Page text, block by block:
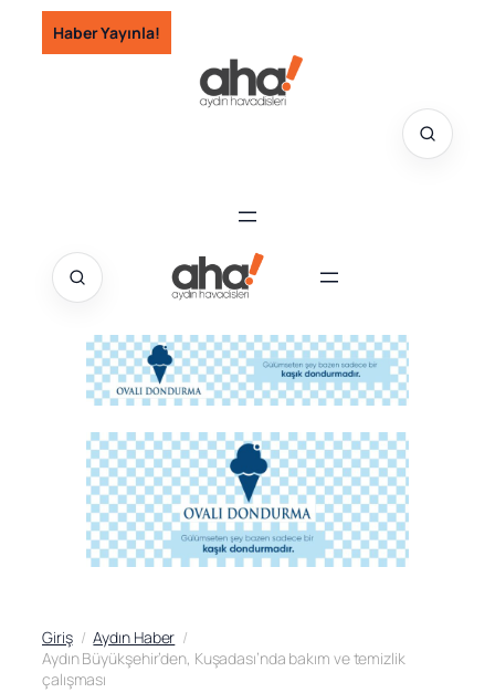
İçeriğe
geç
Haber Yayınla!
Giriş
Aydın Haber
Aydın Büyükşehir’den, Kuşadası’nda bakım ve temizlik
çalışması